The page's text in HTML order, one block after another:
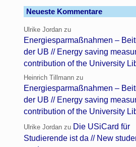
Neueste Kommentare
Ulrike Jordan zu
Energiesparmaßnahmen –
der UB // Energy saving
contribution of the University
Heinrich Tillmann zu
Energiesparmaßnahmen –
der UB // Energy saving
contribution of the University
Ulrike Jordan zu Die USiCard für
Studierende ist da // New